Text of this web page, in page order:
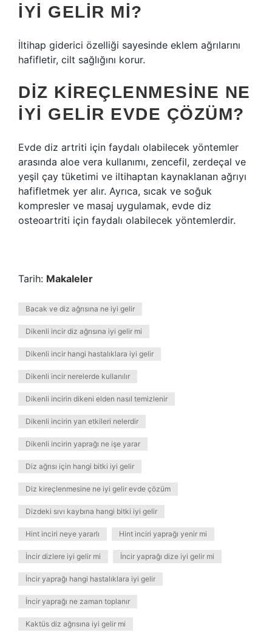
IYI GELIR MI?
İltihap giderici özelliği sayesinde eklem ağrılarını
hafifletir, cilt sağlığını korur.
DIZ KIREÇLENMESINE NE
IYI GELIR EVDE ÇÖZÜM?
Evde diz artriti için faydalı olabilecek yöntemler
arasında aloe vera kullanımı, zencefil, zerdeçal ve
yeşil çay tüketimi ve iltihaptan kaynaklanan ağrıyı
hafifletmek yer alır. Ayrıca, sıcak ve soğuk
kompresler ve masaj uygulamak, evde diz
osteoartriti için faydalı olabilecek yöntemlerdir.
Tarih: Makaleler
Bacak ve diz ağrısına ne iyi gelir
Dikenli incir diz ağrısına iyi gelir mi
Dikenli incir hangi hastalıklara iyi gelir
Dikenli incir nerelerde kullanılır
Dikenli incirin dikeni elden nasıl temizlenir
Dikenli incirin yan etkileri nelerdir
Dikenli incirin yaprağı ne işe yarar
Diz ağrısı için hangi bitki iyi gelir
Diz kireçlenmesine ne iyi gelir evde çözüm
Dizdeki sıvı kaybına hangi bitki iyi gelir
Hint inciri neye yararlı Hint inciri yaprağı yenir mi
İncir dizlere iyi gelir mi İncir yaprağı dize iyi gelir mi
İncir yaprağı hangi hastalıklara iyi gelir
İncir yaprağı ne zaman toplanır
Kaktüs diz ağrısına iyi gelir mi